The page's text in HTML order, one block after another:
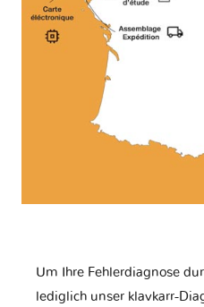
Um Ihre Fehlerdiagnose
lediglich unser klavkarr-